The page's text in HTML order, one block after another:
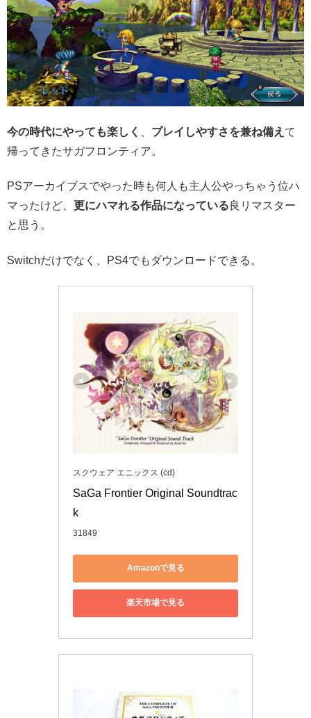
今の時代にやっても楽しく プレイしやすさを兼ね備え て
帰ってきたサガフロンティア。
PSアーカイブスでやった時も何人も主人公やっちゃう位ハ
マったけど、 更にハマれる作品になっている良リマスター
と思う。
Switchだけでなく、PS4でもダウンロードできる。
スクウェア エニックス (cd)
SaGa Frontier Original Soundtrac
k
31849
Amazonで見る
楽天市場で見る